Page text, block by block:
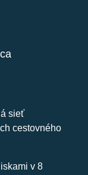
sieť
cestovného
v 8